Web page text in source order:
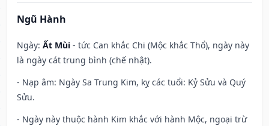
Ngũ Hành
Ngày: Ất Mùi - tức Can khắc Chi (Mộc khắc Thổ), ngày này
là ngày cát trung bình (chế nhật).
- Nạp âm: Ngày Sa Trung Kim, kỵ các tuổi: Kỷ Sửu và Quý
Sửu.
- Ngày này thuộc hành Kim khắc với hành Mộc, ngoại trừ